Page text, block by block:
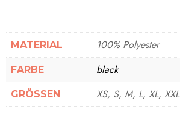
MATERIAL 100% Polyester
FARBE black
GRÖSSEN XS, S, M, L, XL, XXL